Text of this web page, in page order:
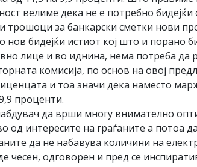
велиме дека не е потребно
за банкарски сметки нови
нов бидејќи истиот кој што и порано
лице и во иднина, нема потреба да
комисија, по основ на овој
и тоа значи дека наместо
проценти.
да врши многу внимателно
од интересите на граѓаните а потоа
да не набавува количини на
чесен, одговорен и пред се